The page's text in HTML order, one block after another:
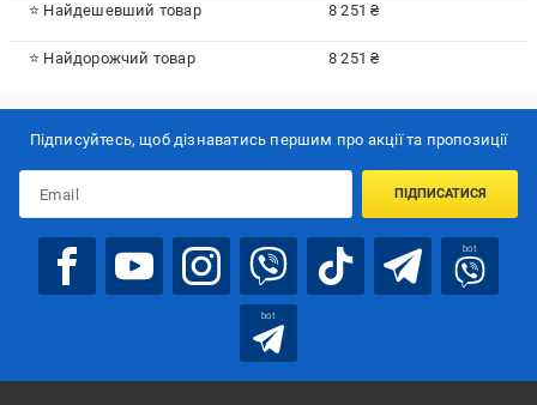
⭐ Найдешевший товар 8 251 ₴
⭐ Найдорожчий товар 8 251 ₴
Підписуйтесь, щоб дізнаватись першим про акції та пропозиції
ПІДПИСАТИСЯ
bot
bot